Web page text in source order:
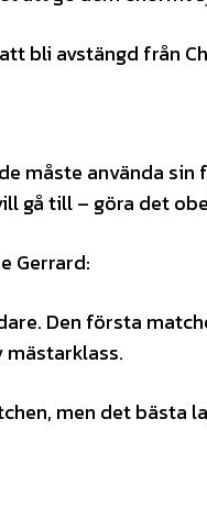
bli avstängd från
måste använda
gå till – göra det
Gerrard:
Den första
men det bästa